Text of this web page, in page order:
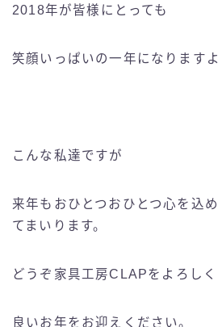
2018年が皆様にとっても
笑顔いっぱいの一年になりますよ
こんな私達ですが
来年もおひとつおひとつ心を込
てまいります。
どうぞ家具工房CLAPをよろしく
良いお年をお迎えください。